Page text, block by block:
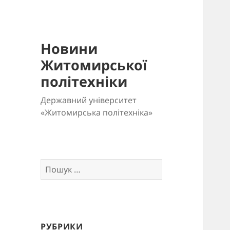
Новини
Житомирської
політехніки
Державний університет
«Житомирська політехніка»
Пошук:
РУБРИКИ